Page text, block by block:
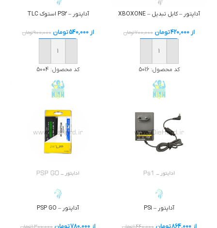
آداپتور – کابل تبديل – XBOXONE
از 420,000تومان 700,000تومان
خرید
کد محصول: 5016
آداپتور – PS2 استوک TLC
از540,000تومان 900,000تومان
خرید
کد محصول: 5004
آداپتور – PS1
از864,000تومان 1,440,000تومان
آداپتور – PSP GO
از 780,000تومان 1,300,000تومان